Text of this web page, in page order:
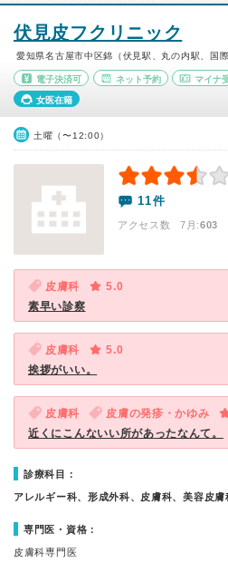
伏見皮フクリニック
愛知県名古屋市中区錦（伏見駅、丸の内駅、国際
電子決済可 ネット予約 マイナ
女医在籍
土曜（〜12:00）
11件
アクセス数 7月:603
皮膚科
5.0
素早い診察
皮膚科
5.0
挨拶がいい。
皮膚科 皮膚の発疹・かゆみ
近くにこんないい所があったなんて。
診療科目：
アレルギー科、形成外科、皮膚科、美容皮膚
専門医・資格：
皮膚科専門医